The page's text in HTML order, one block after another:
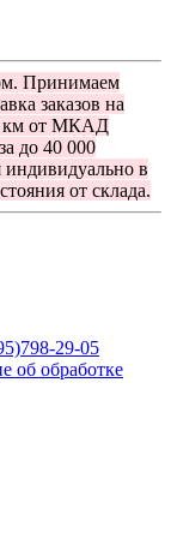
Принимаем
заказов на
км от МКАД
до 40 000
индивидуально в
от склада.
29-05
об обработке